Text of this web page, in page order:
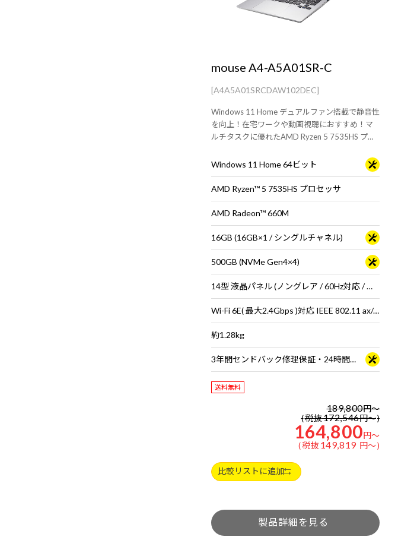
mouse A4-A5A01SR-C
[A4A5A01SRCDAW102DEC]
Windows 11 Home デュアルファン搭載で静音性
を向上！在宅ワークや動画視聴におすすめ！マ
ルチタスクに優れたAMD Ryzen 5 7535HS プロ
性を実証された【MIL規格】適合PC！
Windows 11 Home 64ビット
AMD Ryzen™ 5 7535HS プロセッサ
AMD Radeon™ 660M
16GB (16GB×1 / シングルチャネル)
500GB (NVMe Gen4×4)
14型 液晶パネル (ノングレア / 60Hz対応 / アスペクト比16:10)
Wi-Fi 6E( 最大2.4Gbps )対応 IEEE 802.11 ax/ac/a/b/g/n準拠 ＋ Bluetooth 5内蔵
約1.28kg
3年間センドバック修理保証・24時間×365日電話サポート
送料無料
189,800円～
税抜172,546円～
164,800円～
税抜 149,819 円～
比較リストに追加